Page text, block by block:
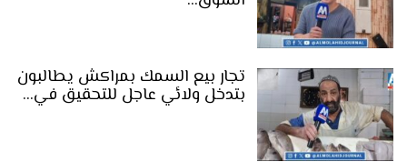
تجار بيع السمك بمراكش يطالبون
بتدخل ولائي عاجل للتحقيق في…